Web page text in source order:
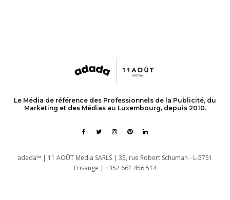
Le Média de référence des Professionnels de la Publicité, du
Marketing et des Médias au Luxembourg, depuis 2010.
adada™ | 11 AOÛT Media SARLS | 35, rue Robert Schuman - L-5751
Frisange | +352 661 456 514